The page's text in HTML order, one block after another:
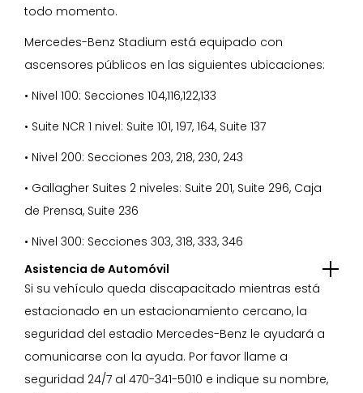
todo momento.
Mercedes-Benz Stadium está equipado con
ascensores públicos en las siguientes ubicaciones:
• Nivel 100: Secciones 104,116,122,133
• Suite NCR 1 nivel: Suite 101, 197, 164, Suite 137
• Nivel 200: Secciones 203, 218, 230, 243
• Gallagher Suites 2 niveles: Suite 201, Suite 296, Caja
de Prensa, Suite 236
• Nivel 300: Secciones 303, 318, 333, 346
Asistencia de Automóvil
Si su vehículo queda discapacitado mientras está
estacionado en un estacionamiento cercano, la
seguridad del estadio Mercedes-Benz le ayudará a
comunicarse con la ayuda. Por favor llame a
seguridad 24/7 al 470-341-5010 e indique su nombre,